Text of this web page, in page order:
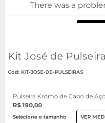
There was a
Kit José de
: KIT-JOSE-DE-PULSEIRAS
Pulseira Kromo de Cabo de
R$ 190,00
Selecione o tamanho VER